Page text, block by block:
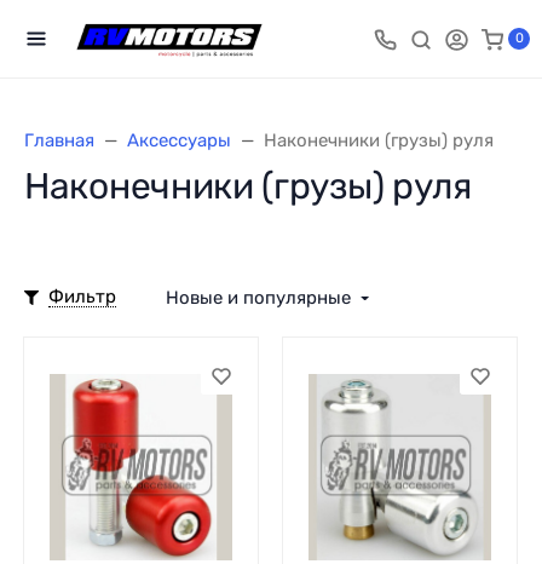
0
Главная Аксессуары Наконечники (грузы) руля
Наконечники (грузы) руля
Фильтр Новые и популярные